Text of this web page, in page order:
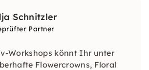
Schnitzler
Partner
Workshops könnt Ihr unter
Flowercrowns, Floral